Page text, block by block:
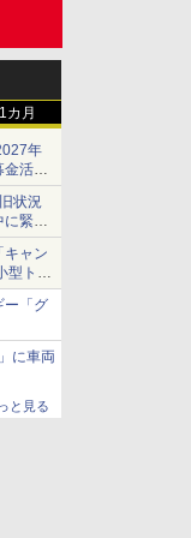
1カ月
年
金活動
状況
に緊急
キャン
型トラ
ー「グ
に車両
と見る